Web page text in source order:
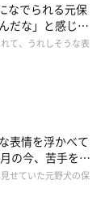
りな子犬が生ま
ますが、その程
の組み合わせに
子犬に表れま
り、似ていない
なでられる元保
だな」と感じる
て、うれしそうな表
表情を浮かべて
の今、苦手を克
せていた元野犬の保